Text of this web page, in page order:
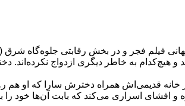
فیلم فجر و در بخش رقابتی جلوه‌گاه شرق
هیچ‌کدام به خاطر دیگری ازدواج نکرده‌اند.
در خانه‌ قدیمی‌اش همراه دخترش سارا که او
و افشای اسراری می‌کند که بابت آن‌ها